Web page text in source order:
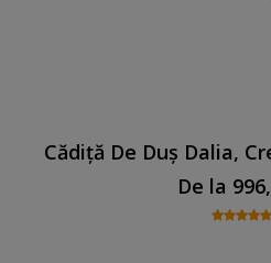
Cădiță De Duș Dalia,
De la